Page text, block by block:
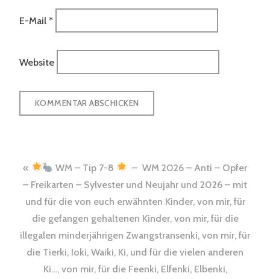
E-Mail *
Website
Beitrags-
Navigation
WM – Tip 7-8
– WM 2026 – Anti – Opfer
– Freikarten – Sylvester und Neujahr und 2026 – mit
und für die von euch erwähnten Kinder, von mir, für
die gefangen gehaltenen Kinder, von mir, für die
illegalen minderjährigen Zwangstransenki, von mir, für
die Tierki, Ioki, Waiki, Ki, und für die vielen anderen
Ki…, von mir, für die Feenki, Elfenki, Elbenki,